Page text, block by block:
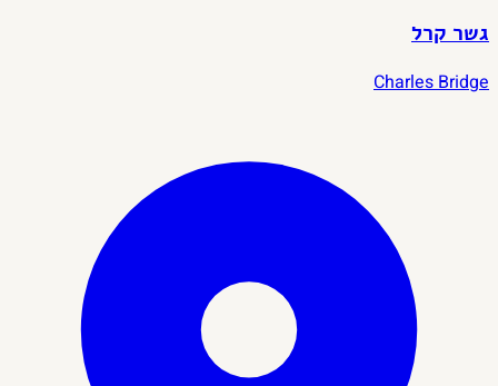
גשר קרל
Charles Bridge